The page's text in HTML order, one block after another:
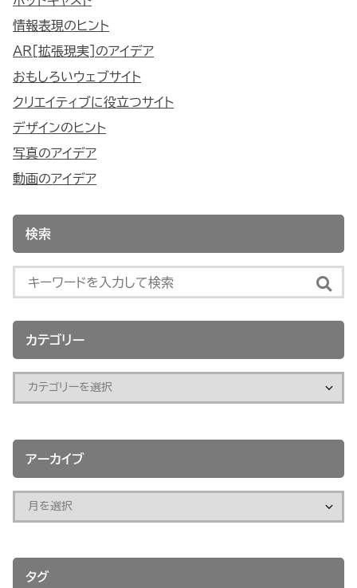
情報表現のヒント
AR[拡張現実]のアイデア
おもしろいウェブサイト
クリエイティブに役立つサイト
デザインのヒント
写真のアイデア
動画のアイデア
検索
カテゴリー
アーカイブ
タグ